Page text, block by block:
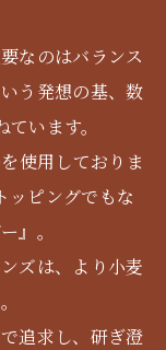
なのはバランス
う発想の基、数
います。
使用しておりま
ッピングでもな
』。
ズは、より小麦
追求し、研ぎ澄